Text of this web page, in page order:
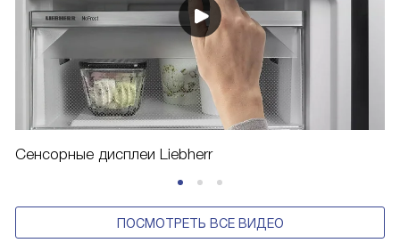
Сенсорные дисплеи Liebherr
ПОСМОТРЕТЬ ВСЕ ВИДЕО